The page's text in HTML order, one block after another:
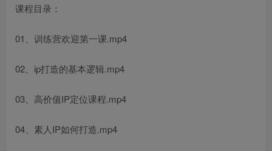
课程目录：
01、训练营欢迎第一课.mp4
02、ip打造的基本逻辑.mp4
03、高价值IP定位课程.mp4
04、素人IP如何打造.mp4